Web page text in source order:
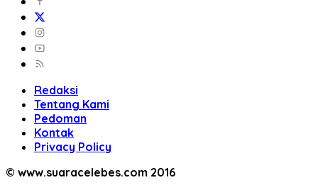
Redaksi
Tentang Kami
Pedoman
Kontak
Privacy Policy
© www.suaracelebes.com 2016